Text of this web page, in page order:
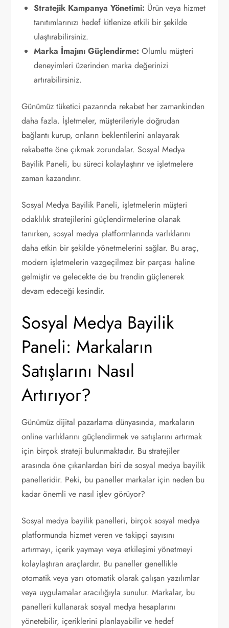
Stratejik Kampanya Yönetimi: Ürün veya hizmet
tanıtımlarınızı hedef kitlenize etkili bir şekilde
ulaştırabilirsiniz.
Marka İmajını Güçlendirme: Olumlu müşteri
deneyimleri üzerinden marka değerinizi
artırabilirsiniz.
Günümüz tüketici pazarında rekabet her zamankinden
daha fazla. İşletmeler, müşterileriyle doğrudan
bağlantı kurup, onların beklentilerini anlayarak
rekabette öne çıkmak zorundalar. Sosyal Medya
Bayilik Paneli, bu süreci kolaylaştırır ve işletmelere
zaman kazandırır.
Sosyal Medya Bayilik Paneli, işletmelerin müşteri
odaklılık stratejilerini güçlendirmelerine olanak
tanırken, sosyal medya platformlarında varlıklarını
daha etkin bir şekilde yönetmelerini sağlar. Bu araç,
modern işletmelerin vazgeçilmez bir parçası haline
gelmiştir ve gelecekte de bu trendin güçlenerek
devam edeceği kesindir.
Sosyal Medya Bayilik
Paneli: Markaların
Satışlarını Nasıl
Artırıyor?
Günümüz dijital pazarlama dünyasında, markaların
online varlıklarını güçlendirmek ve satışlarını artırmak
için birçok strateji bulunmaktadır. Bu stratejiler
arasında öne çıkanlardan biri de sosyal medya bayilik
panelleridir. Peki, bu paneller markalar için neden bu
kadar önemli ve nasıl işlev görüyor?
Sosyal medya bayilik panelleri, birçok sosyal medya
platformunda hizmet veren ve takipçi sayısını
artırmayı, içerik yaymayı veya etkileşimi yönetmeyi
kolaylaştıran araçlardır. Bu paneller genellikle
otomatik veya yarı otomatik olarak çalışan yazılımlar
veya uygulamalar aracılığıyla sunulur. Markalar, bu
panelleri kullanarak sosyal medya hesaplarını
yönetebilir, içeriklerini planlayabilir ve hedef